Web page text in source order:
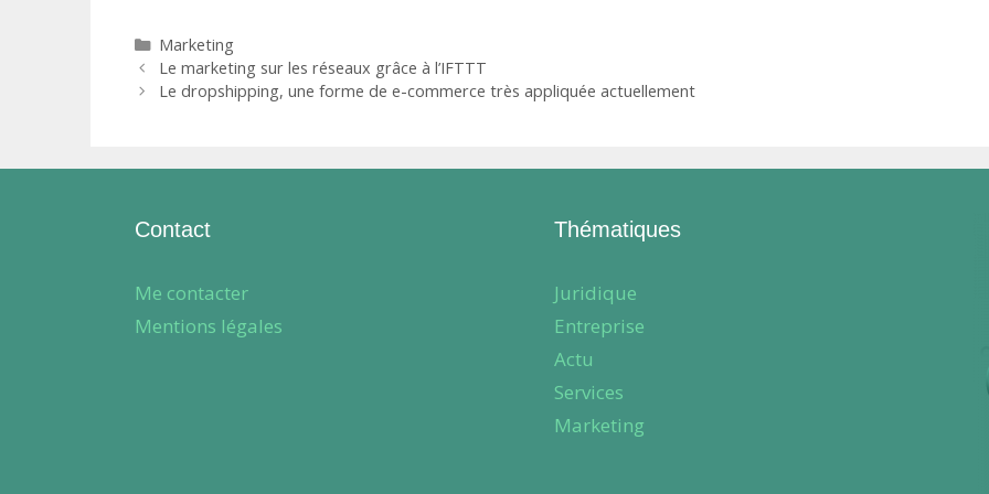
restaurant
attractive
t la
communicatio
Catégories
Marketing
Le marketing sur les réseaux grâce à l’IFTTT
Le dropshipping, une forme de e-commerce très appliquée actuellement
Contact
Me contacter
Mentions légales
Thématiques
Juridique
Entreprise
Actu
Services
Marketing